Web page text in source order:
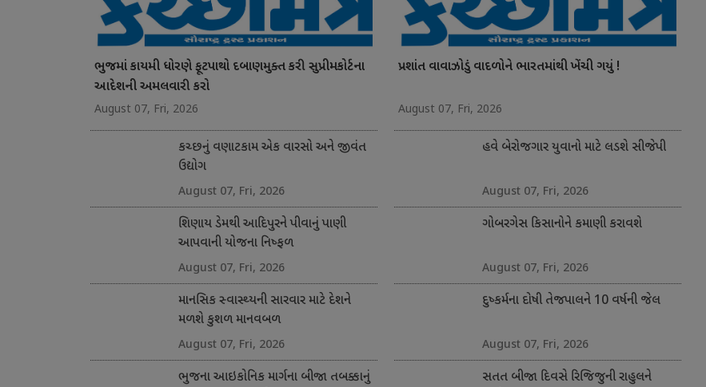
ભુજમાં કાયમી ધોરણે ફૂટપાથો દબાણમુક્ત કરી સુપ્રીમકોર્ટના
આદેશની અમલવારી કરો
August 07, Fri, 2026
કચ્છનું વણાટકામ એક વારસો અને જીવંત
ઉદ્યોગ
August 07, Fri, 2026
શિણાય ડેમથી આદિપુરને પીવાનું પાણી
આપવાની યોજના નિષ્ફળ
August 07, Fri, 2026
માનસિક સ્વાસ્થ્યની સારવાર માટે દેશને
મળશે કુશળ માનવબળ
August 07, Fri, 2026
ભુજના આઇકોનિક માર્ગના બીજા તબક્કાનું
પ્રશાંત વાવાઝોડું વાદળોને ભારતમાંથી ખેંચી ગયું !
August 07, Fri, 2026
હવે બેરોજગાર યુવાનો માટે લડશે સીજેપી
August 07, Fri, 2026
ગોબરગેસ કિસાનોને કમાણી કરાવશે
August 07, Fri, 2026
દુષ્કર્મના દોષી તેજપાલને 10 વર્ષની જેલ
August 07, Fri, 2026
સતત બીજા દિવસે રિજિજુની રાહુલને